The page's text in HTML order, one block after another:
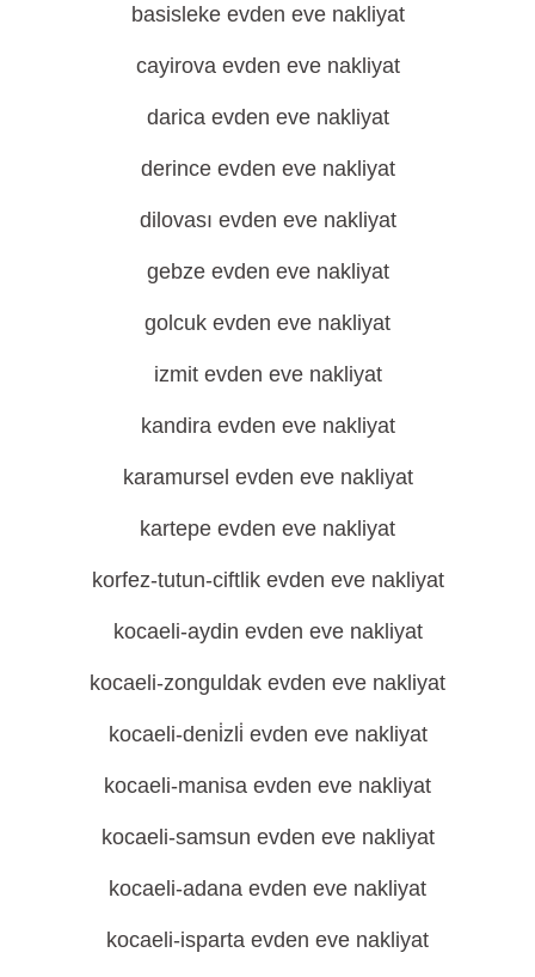
basisleke evden eve nakliyat
cayirova evden eve nakliyat
darica evden eve nakliyat
derince evden eve nakliyat
dilovası evden eve nakliyat
gebze evden eve nakliyat
golcuk evden eve nakliyat
izmit evden eve nakliyat
kandira evden eve nakliyat
karamursel evden eve nakliyat
kartepe evden eve nakliyat
korfez-tutun-ciftlik evden eve nakliyat
kocaeli-aydin evden eve nakliyat
kocaeli-zonguldak evden eve nakliyat
kocaeli-deni̇zli̇ evden eve nakliyat
kocaeli-manisa evden eve nakliyat
kocaeli-samsun evden eve nakliyat
kocaeli-adana evden eve nakliyat
kocaeli-isparta evden eve nakliyat